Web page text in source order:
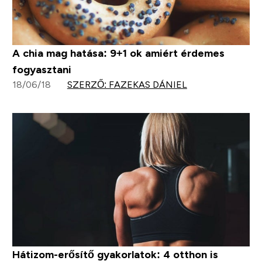
A chia mag hatása: 9+1 ok amiért érdemes
fogyasztani
18/06/18 SZERZŐ: FAZEKAS DÁNIEL
Hátizom-erősítő gyakorlatok: 4 otthon is